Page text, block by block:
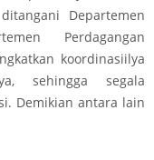
Departemen
Perdagangan
koordinasiilya
sehingga segala
Demikian antara lain